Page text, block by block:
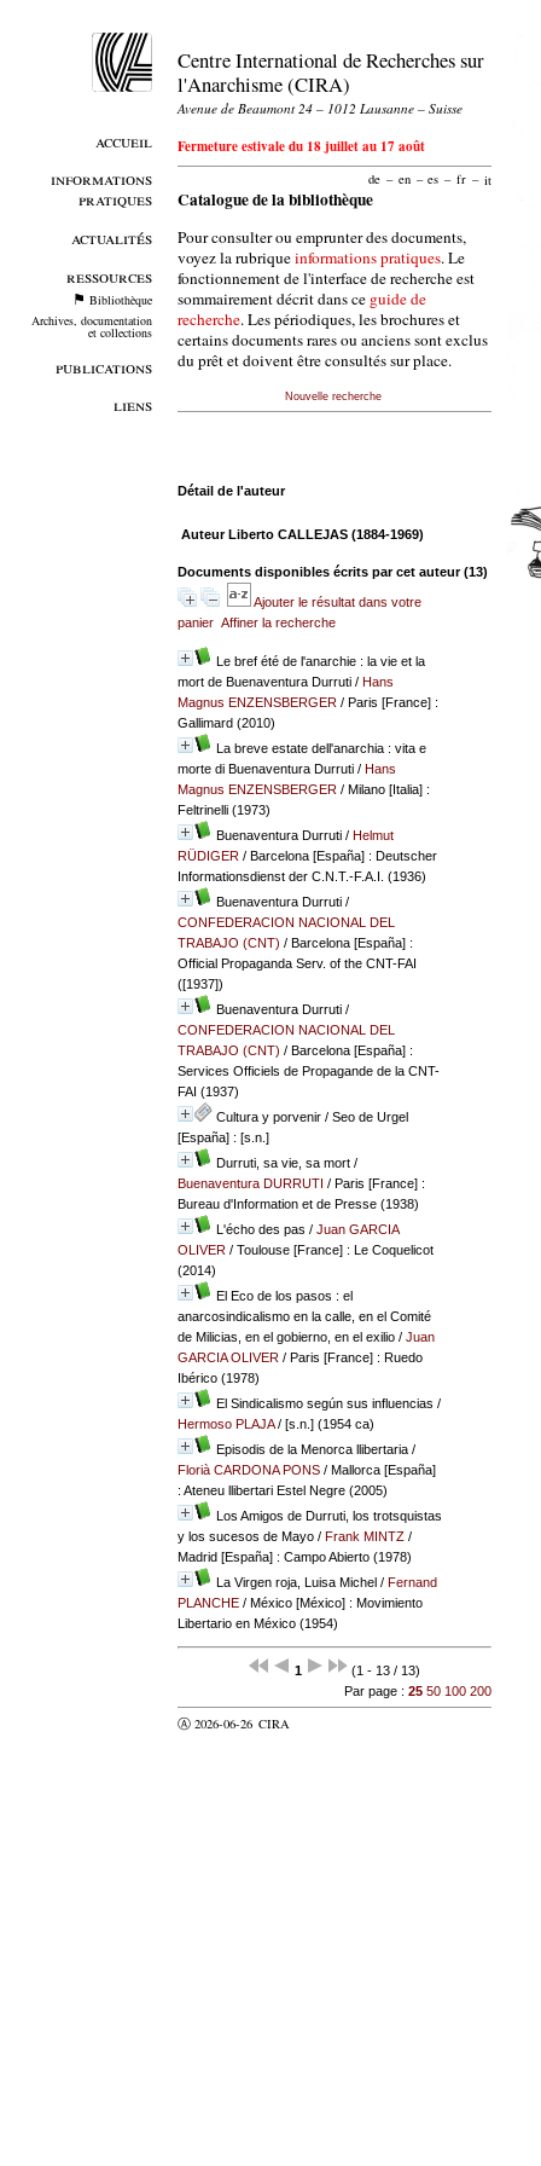
accueil
informations
pratiques
actualités
ressources
Bibliothèque
Archives, documentation
et collections
publications
liens
Centre International de Recherches sur
l'Anarchisme (CIRA)
Avenue de Beaumont 24 – 1012 Lausanne – Suisse
Fermeture estivale du 18 juillet au 17 août
de – en – es – fr – it
Catalogue de la bibliothèque
Pour consulter ou emprunter des documents,
voyez la rubriqueinformations pratiques. Le
fonctionnement de l'interface de recherche est
sommairement décrit dans ce guide de
recherche. Les périodiques, les brochures et
certains documents rares ou anciens sont exclus
du prêt et doivent être consultés sur place.
Nouvelle recherche
Détail de l'auteur
Auteur Liberto CALLEJAS (1884-1969)
Documents disponibles écrits par cet auteur (13)
Ajouter le résultat dans votre
panier Affiner la recherche
Le bref été de l'anarchie : la vie et la
mort de Buenaventura Durruti/ Hans
Magnus ENZENSBERGER/ Paris [France] :
Gallimard (2010)
La breve estate dell'anarchia : vita e
morte di Buenaventura Durruti/ Hans
Magnus ENZENSBERGER/ Milano [Italia] :
Feltrinelli (1973)
Buenaventura Durruti/ Helmut
RÜDIGER/ Barcelona [España] : Deutscher
Informationsdienst der C.N.T.-F.A.I. (1936)
Buenaventura Durruti/
CONFEDERACION NACIONAL DEL
TRABAJO (CNT) / Barcelona [España] :
Official Propaganda Serv. of the CNT-FAI
([1937])
Buenaventura Durruti/
CONFEDERACION NACIONAL DEL
TRABAJO (CNT) / Barcelona [España] :
Services Officiels de Propagande de la CNT-
FAI (1937)
Cultura y porvenir/ Seo de Urgel
[España] : [s.n.]
Durruti, sa vie, sa mort/
Buenaventura DURRUTI / Paris [France] :
Bureau d'Information et de Presse (1938)
L'écho des pas / Juan GARCIA
OLIVER/ Toulouse [France] : Le Coquelicot
(2014)
El Eco de los pasos : el
anarcosindicalismo en la calle, en el Comité
de Milicias, en el gobierno, en el exilio/ Juan
GARCIA OLIVER/ Paris [France] : Ruedo
Ibérico (1978)
El Sindicalismo según sus influencias /
Hermoso PLAJA/ [s.n.] (1954 ca)
Episodis de la Menorca llibertaria/
Florià CARDONA PONS/ Mallorca [España]
: Ateneu llibertari Estel Negre (2005)
Los Amigos de Durruti, los trotsquistas
y los sucesos de Mayo/ Frank MINTZ/
Madrid [España] : Campo Abierto (1978)
La Virgen roja, Luisa Michel/ Fernand
PLANCHE/ México [México] : Movimiento
Libertario en México (1954)
1
(1 - 13 / 13)
Par page : 25 50 100 200
Ⓐ 2026-06-26 CIRA